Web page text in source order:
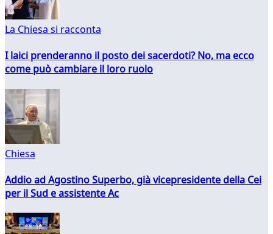
La Chiesa si racconta
I laici prenderanno il posto dei sacerdoti? No, ma ecco
come può cambiare il loro ruolo
Chiesa
Addio ad Agostino Superbo, già vicepresidente della Cei
per il Sud e assistente Ac